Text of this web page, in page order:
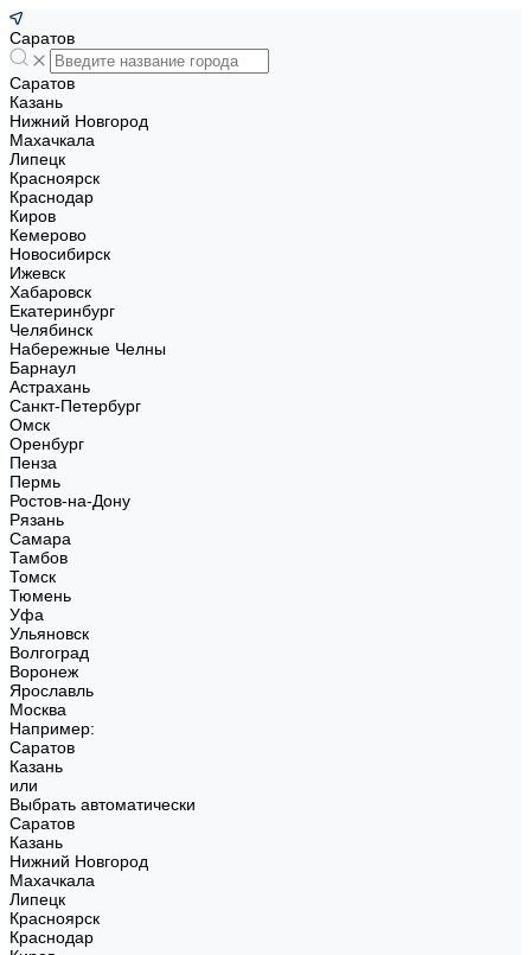
Саратов
Саратов
Казань
Нижний Новгород
Махачкала
Липецк
Красноярск
Краснодар
Киров
Кемерово
Новосибирск
Ижевск
Хабаровск
Екатеринбург
Челябинск
Набережные Челны
Барнаул
Астрахань
Санкт-Петербург
Омск
Оренбург
Пенза
Пермь
Ростов-на-Дону
Рязань
Самара
Тамбов
Томск
Тюмень
Уфа
Ульяновск
Волгоград
Воронеж
Ярославль
Москва
Например:
Саратов
Казань
или
Выбрать автоматически
Саратов
Казань
Нижний Новгород
Махачкала
Липецк
Красноярск
Краснодар